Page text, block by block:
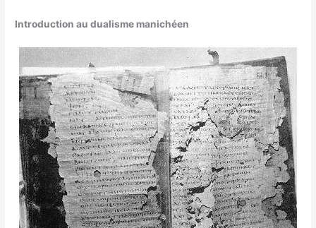
Introduction au dualisme manichéen